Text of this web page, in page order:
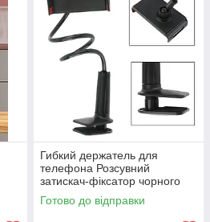
Гибкий держатель для
телефона Розсувний
затискач-фіксатор чорного
кольору
Готово до відправки